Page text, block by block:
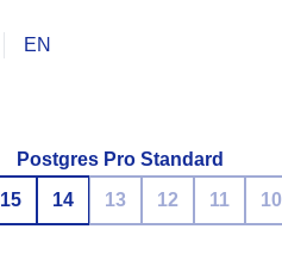
EN
Postgres Pro Standard
15 14 13 12 11 10